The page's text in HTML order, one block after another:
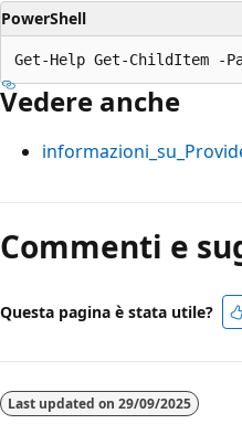
PowerShell
Vedere anche
Commenti e
Questa pagina è stata utile?
Last updated on 29/09/2025